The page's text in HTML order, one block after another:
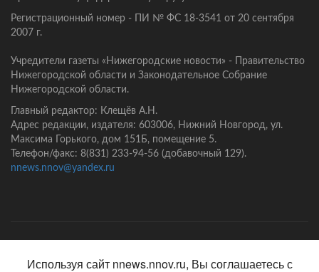
Регистрационный номер - ПИ № ФС 18-3541 от 20 сентября
2007 г.
Учредители газеты «Нижегородские новости» - Правительство
Нижегородской области и Законодательное Собрание
Нижегородской области.
Главный редактор: Клещёв А.Н.
Адрес редакции, издателя: 603006, Нижний Новгород, ул.
Максима Горького, дом 151Б, помещение 5.
Телефон/факс: 8(831) 233-94-56 (добавочный 129).
nnews.nnov@yandex.ru
Используя сайт nnews.nnov.ru, Вы соглашаетесь с